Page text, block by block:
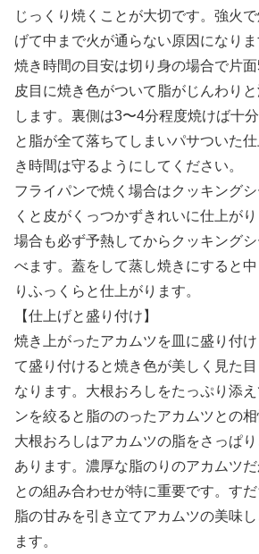
じっくり焼くことが大切です。強火
げて中まで火が通らない原因になりま
焼き時間の目安は切り身の場合で片面
皮目に焼き色がついて脂がじんわり
します。裏側は3〜4分程度焼けば十
と脂が全て落ちてしまいパサついた
き時間は守るようにしてください。
フライパンで焼く場合はクッキング
くと皮がくっつかずきれいに仕上が
場合も必ず予熱してからクッキング
べます。蓋をして蒸し焼きにすると
りふっくらと仕上がります。
【仕上げと盛り付け】
焼き上がったアカムツを皿に盛り付
て盛り付けると焼き色が美しく見た
なります。大根おろしをたっぷり添
ンを絞ると脂ののったアカムツとの相
大根おろしはアカムツの脂をさっぱ
あります。濃厚な脂のりのアカムツ
との組み合わせが特に重要です。す
脂の甘みを引き立てアカムツの美味
ます。